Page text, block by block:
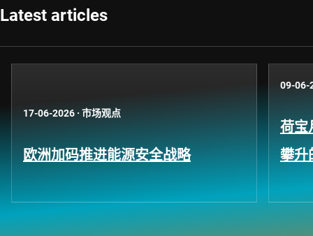
Latest articles
17-06-2026 · 市场观点
欧洲加码推进能源安全战略
09-06-
荷宝
攀升